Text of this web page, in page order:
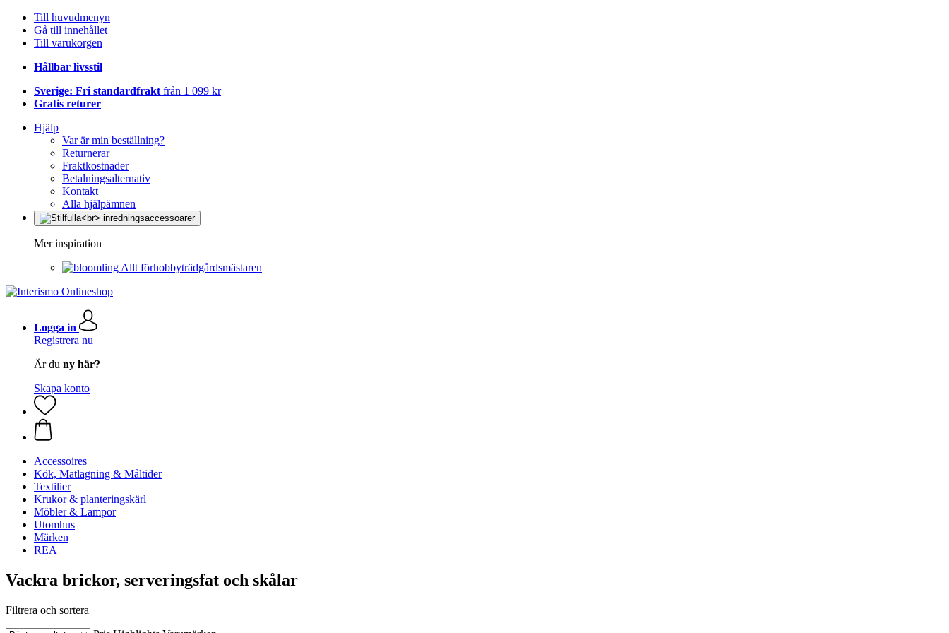
Till huvudmenyn
Gå till innehållet
Till varukorgen
Hållbar livsstil
Sverige: Fri standardfrakt från 1 099 kr
Gratis returer
Hjälp
Var är min beställning?
Returnerar
Fraktkostnader
Betalningsalternativ
Kontakt
Alla hjälpämnen
Mer inspiration
Allt förhobbyträdgårdsmästaren
Logga in
Registrera nu
Är du ny här?
Skapa konto
Accessoires
Kök, Matlagning & Måltider
Textilier
Krukor & planteringskärl
Möbler & Lampor
Utomhus
Märken
REA
Vackra brickor, serveringsfat och skålar
Filtrera och sortera